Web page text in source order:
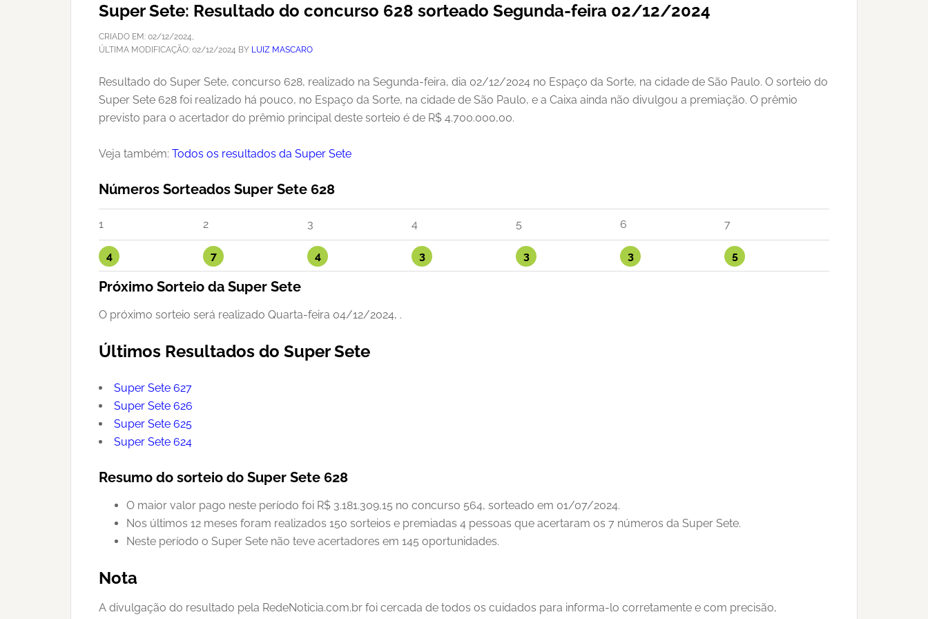
Super Sete: Resultado do concurso 628 sorteado Segunda-feira 02/12/2024
CRIADO EM: 02/12/2024,
ÚLTIMA MODIFICAÇÃO: 02/12/2024 BY LUIZ MASCARO
Resultado do Super Sete, concurso 628, realizado na Segunda-feira, dia 02/12/2024 no Espaço da Sorte, na cidade de São Paulo. O sorteio do
Super Sete 628 foi realizado há pouco, no Espaço da Sorte, na cidade de São Paulo, e a Caixa ainda não divulgou a premiação. O prêmio
previsto para o acertador do prêmio principal deste sorteio é de R$ 4.700.000,00.
Veja também: Todos os resultados da Super Sete
Números Sorteados Super Sete 628
1 2 3 4 5 6 7
4 7 4 3 3 3 5
Próximo Sorteio da Super Sete
O próximo sorteio será realizado Quarta-feira 04/12/2024, .
Últimos Resultados do Super Sete
Super Sete 627
Super Sete 626
Super Sete 625
Super Sete 624
Resumo do sorteio do Super Sete 628
O maior valor pago neste período foi R$ 3.181.309,15 no concurso 564, sorteado em 01/07/2024.
Nos últimos 12 meses foram realizados 150 sorteios e premiadas 4 pessoas que acertaram os 7 números da Super Sete.
Neste período o Super Sete não teve acertadores em 145 oportunidades.
Nota
A divulgação do resultado pela RedeNoticia.com.br foi cercada de todos os cuidados para informa-lo corretamente e com precisão,